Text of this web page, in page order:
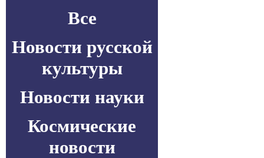
Все
Новости русской
культуры
Новости науки
Космические
новости